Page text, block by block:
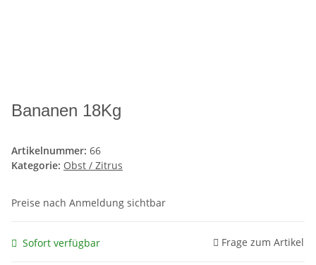
Bananen 18Kg
Artikelnummer: 66
Kategorie: Obst / Zitrus
Preise nach Anmeldung sichtbar
Sofort verfügbar Frage zum Artikel